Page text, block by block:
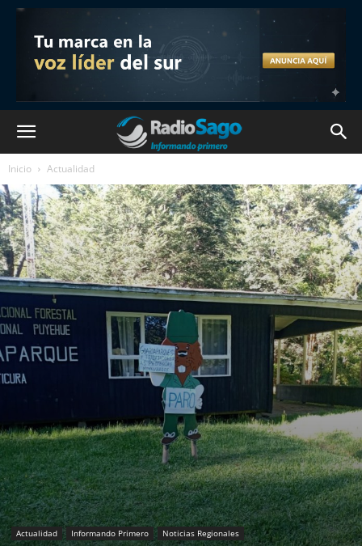
Inicio Actualidad
Actualidad Informando Primero Noticias Regionales